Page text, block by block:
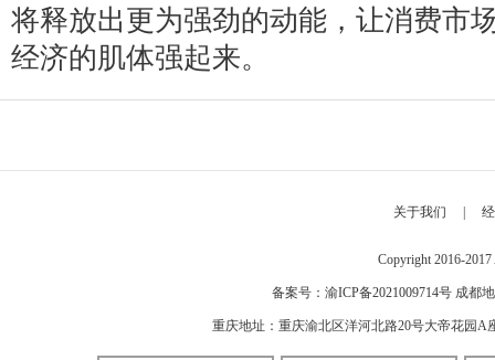
将释放出更为强劲的动能，让消费市
经济的肌体强起来。
关于我们
Copyright 2016-
备案号： 渝ICP备2021009714号 成都
重庆地址：重庆渝北区洋河北路20号大帝花园A